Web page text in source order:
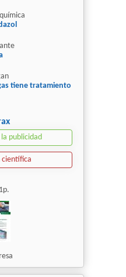
tiene tratamiento
publicidad
científica